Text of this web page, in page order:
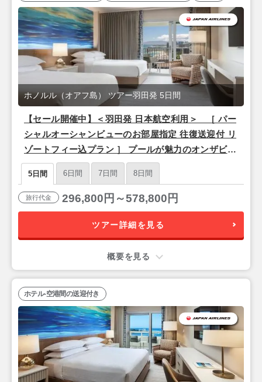
【セール開催中】＜羽田発 日本航空利用＞ ［ パー
シャルオーシャンビューのお部屋指定 往復送迎付 リ
ゾートフィー込プラン ］ プールが魅力のオンザビー
チホテル「シェラトン ワイキキ」泊 3泊5日間
ホノルル（オアフ島） ツアー羽田発 5日間
5日間 6日間 7日間 8日間
旅行代金 296,800円～578,800円
ツアー詳細を見る
概要を見る
ホテル-空港間の送迎付き